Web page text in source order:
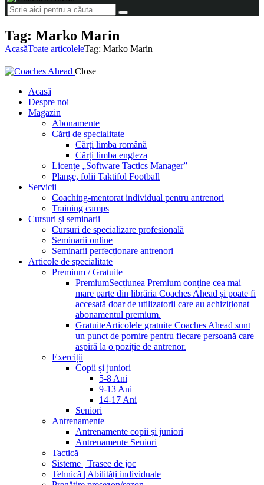
Tag: Marko Marin
AcasăToate articoleleTag: Marko Marin
Close
Acasă
Despre noi
Magazin
Abonamente
Cărți de specialitate
Cărți limba română
Cărți limba engleza
Licențe „Software Tactics Manager”
Planșe, folii Taktifol Football
Servicii
Coaching-mentorat individual pentru antrenori
Training camps
Cursuri și seminarii
Cursuri de specializare profesională
Seminarii online
Seminarii perfecționare antrenori
Articole de specialitate
Premium / Gratuite
PremiumSecțiunea Premium conține cea mai
mare parte din librăria Coaches Ahead și poate fi
accesată doar de utilizatorii care au achiziționat
abonamentul premium.
GratuiteArticolele gratuite Coaches Ahead sunt
un punct de pornire pentru fiecare persoană care
aspiră la o poziție de antrenor.
Exerciții
Copii și juniori
5-8 Ani
9-13 Ani
14-17 Ani
Seniori
Antrenamente
Antrenamente copii și juniori
Antrenamente Seniori
Tactică
Sisteme | Trasee de joc
Tehnică | Abilități individuale